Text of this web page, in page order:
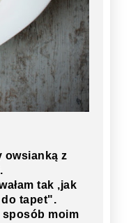
owsianką z
tak ,jak
do tapet".
sposób moim